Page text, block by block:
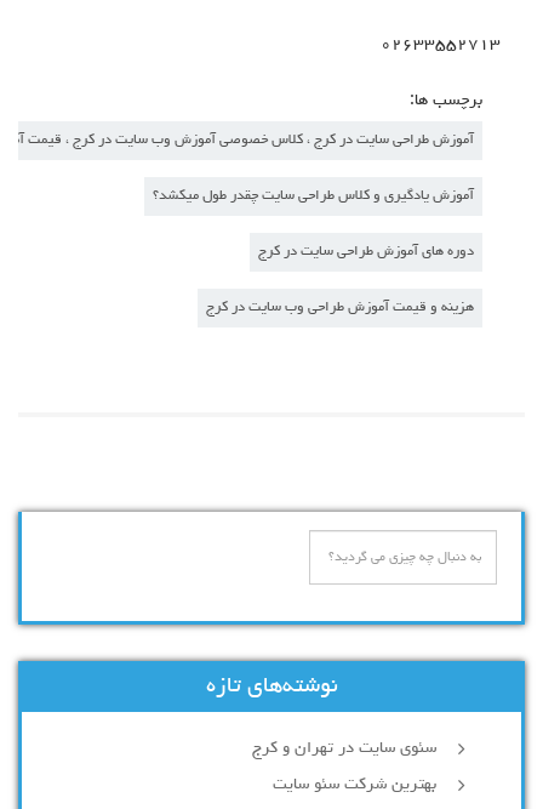
۰۲۶۳۳۵۵۲۷۱۳
برچسب ها:
آموزش طراحی سایت در کرج ، کلاس خصوصی آموزش وب سایت در کرج ، قیمت
آموزش یادگیری و کلاس طراحی سایت چقدر طول میکشد؟
دوره های آموزش طراحی سایت در کرج
هزینه و قیمت آموزش طراحی وب سایت در کرج
نوشته‌های تازه
سئوی سایت در تهران و کرج
بهترین شرکت سئو سایت